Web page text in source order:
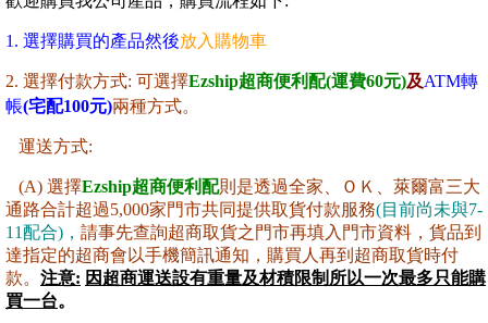
1. 選擇購買的產品然後放入購物車
2. 選擇付款方式: 可選擇Ezship超商便利配(運費60元)及ATM轉
帳(宅配100元)兩種方式。
運送方式:
(A) 選擇Ezship超商便利配則是透過全家、ＯＫ、萊爾富三大
通路合計超過5,000家門市共同提供取貨付款服務(目前尚未與7-
11配合)， 請事先查詢超商取貨之門市再填入門市資料，貨品到
達指定的超商會以手機簡訊通知，購買人再到超商取貨時付
款。 注意: 因超商運送設有重量及材積限制所以一次最多只能購
買一台。